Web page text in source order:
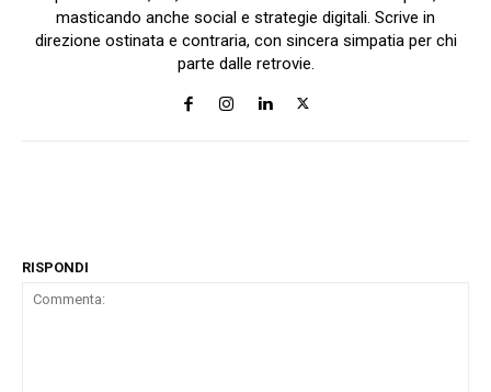
masticando anche social e strategie digitali. Scrive in
direzione ostinata e contraria, con sincera simpatia per chi
parte dalle retrovie.
RISPONDI